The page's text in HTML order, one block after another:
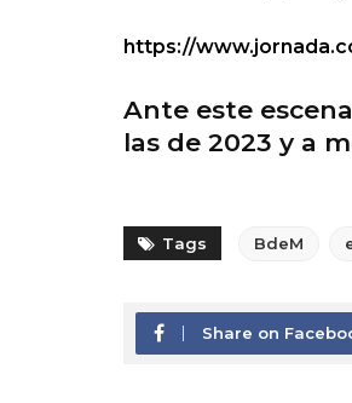
https://
Ante este
las de 2023 y a
Tags BdeM
Share on